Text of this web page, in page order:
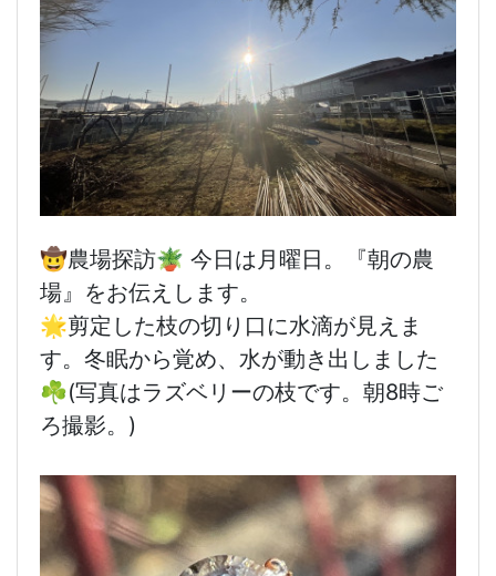
🤠農場探訪🪴 今日は月曜日。『朝の農
場』をお伝えします。
🌟剪定した枝の切り口に水滴が見えま
す。冬眠から覚め、水が動き出しました
☘️(写真はラズベリーの枝です。朝8時ご
ろ撮影。)